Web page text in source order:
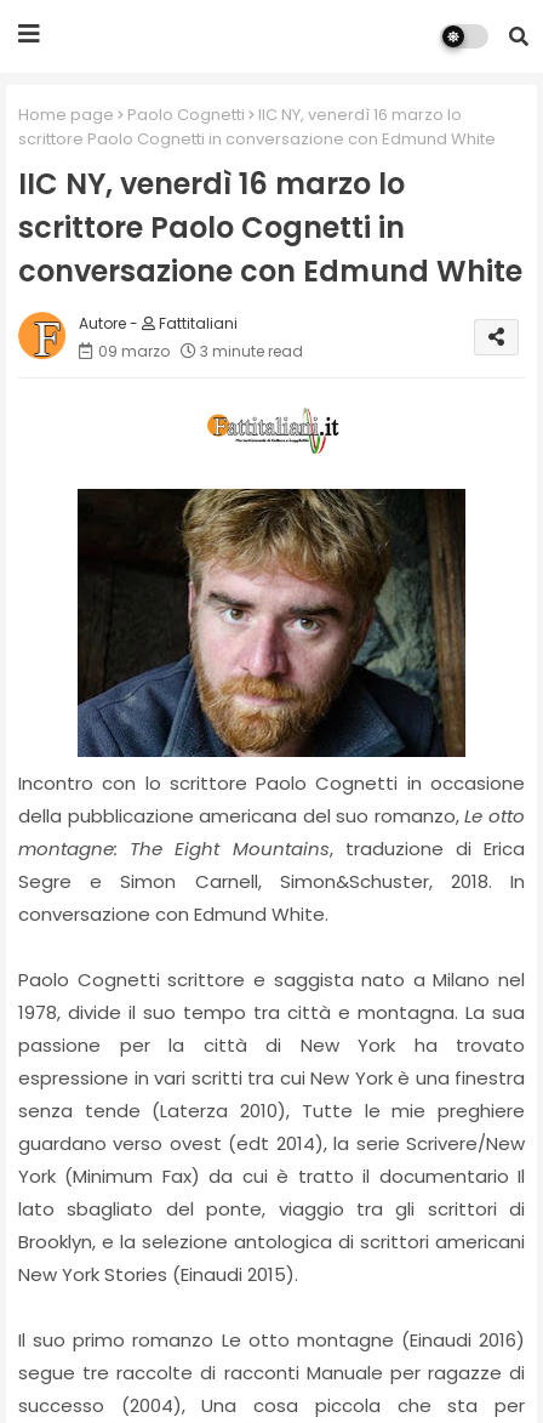
Home page Paolo Cognetti
IIC NY, venerdì 16 marzo lo
scrittore Paolo Cognetti in conversazione con Edmund White
IIC NY, venerdì 16 marzo lo
scrittore Paolo Cognetti in
conversazione con Edmund White
Fattitaliani
09 marzo
3 minute read
Incontro con lo scrittore Paolo Cognetti in occasione
della pubblicazione americana del suo romanzo,Le otto
montagne: The Eight Mountains, traduzione di Erica
Segre e Simon Carnell, Simon&Schuster, 2018. In
conversazione con Edmund White.
Paolo Cognetti scrittore e saggista nato a Milano nel
1978, divide il suo tempo tra città e montagna. La sua
passione per la città di New York ha trovato
espressione in vari scritti tra cui New York è una finestra
senza tende (Laterza 2010), Tutte le mie preghiere
guardano verso ovest (edt 2014), la serie Scrivere/New
York (Minimum Fax) da cui è tratto il documentario Il
lato sbagliato del ponte, viaggio tra gli scrittori di
Brooklyn, e la selezione antologica di scrittori americani
New York Stories (Einaudi 2015).
Il suo primo romanzo Le otto montagne (Einaudi 2016)
segue tre raccolte di racconti Manuale per ragazze di
successo (2004), Una cosa piccola che sta per